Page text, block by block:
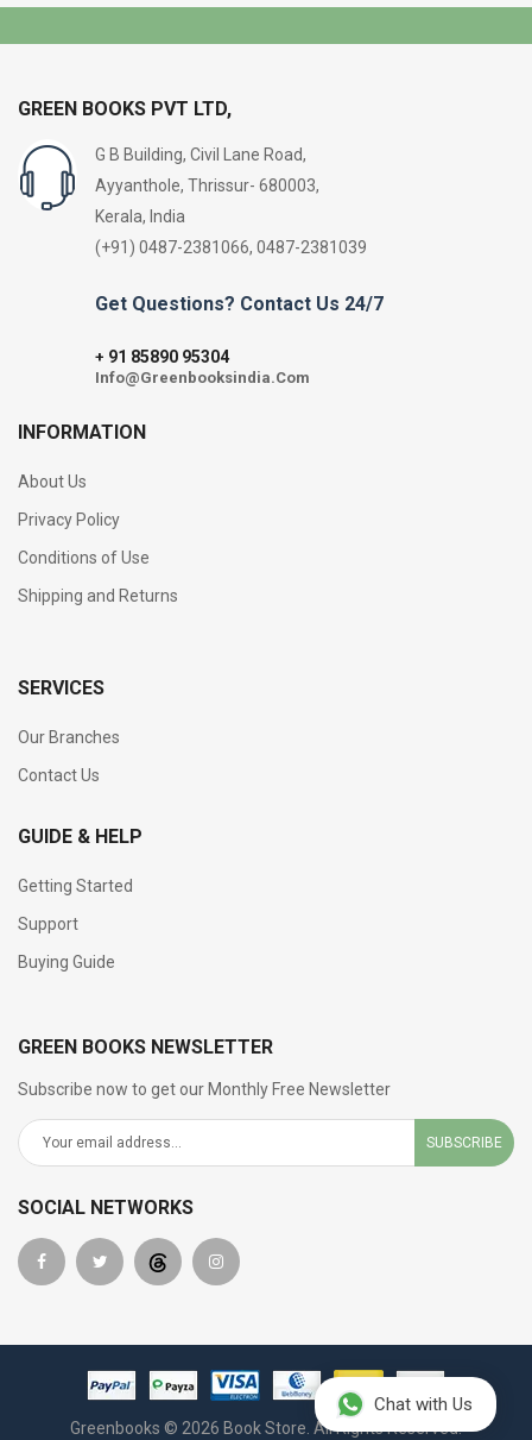
Chat with Us
GREEN BOOKS PVT LTD,
G B Building, Civil Lane Road,
Ayyanthole, Thrissur- 680003,
Kerala, India
(+91) 0487-2381066, 0487-2381039
Get Questions? Contact Us 24/7
+ 91 85890 95304
Info@Greenbooksindia.Com
INFORMATION
About Us
Privacy Policy
Conditions of Use
Shipping and Returns
SERVICES
Our Branches
Contact Us
GUIDE & HELP
Getting Started
Support
Buying Guide
GREEN BOOKS NEWSLETTER
Subscribe now to get our Monthly Free Newsletter
SUBSCRIBE
SOCIAL NETWORKS
Greenbooks © 2026 Book Store. All Rights Reserved.